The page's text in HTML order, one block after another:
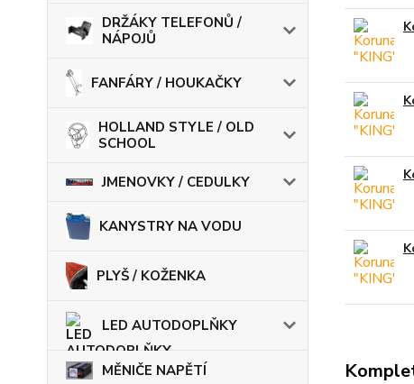
DRŽÁKY TELEFONŮ /
NÁPOJŮ
FANFÁRY / HOUKAČKY
HOLLAND STYLE / OLD
SCHOOL
JMENOVKY / CEDULKY
KANYSTRY NA VODU
PLYŠ / KOŽENKA
LED AUTODOPLŇKY
MĚNIČE NAPĚTÍ